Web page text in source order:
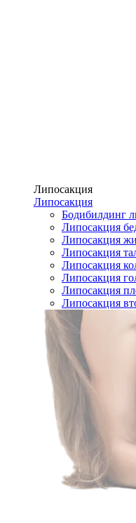
Липосакция
Липосакция
Бодибилдинг
Липосакция
Липосакция
Липосакция
Липосакция
Липосакция
Липосакция
Липосакция